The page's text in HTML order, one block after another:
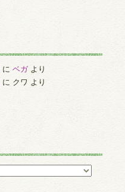
に ベガより
に クワ より